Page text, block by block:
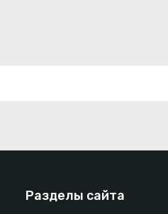
Разделы сайта